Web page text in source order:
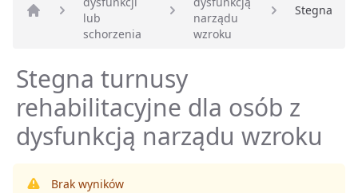
Strona główna
lub
schorzenia
narządu
wzroku
Stegna
Stegna turnusy
rehabilitacyjne dla osób z
dysfunkcją narządu wzroku
Brak wyników